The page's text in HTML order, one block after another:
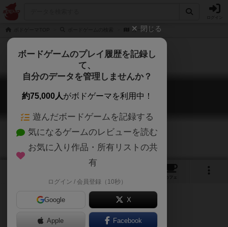
カードル♪
カードル♪
Cardol
カフェ
閉じる
ボードゲームのプレイ履歴を記録し
て、
自分のデータを管理しませんか？
約75,000人がボドゲーマを利用中！
遊んだボードゲームを記録する
気になるゲームのレビューを読む
お気に入り作品・所有リストの共
有
ログイン / 会員登録（10秒）
Google X
Apple Facebook